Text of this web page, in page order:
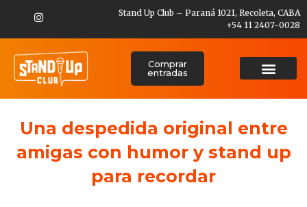
Stand Up Club – Paraná 1021, Recoleta, CABA
+54 11 2407-0028
Comprar
entradas
Una despedida original entre
amigas con humor y stand up
para recordar